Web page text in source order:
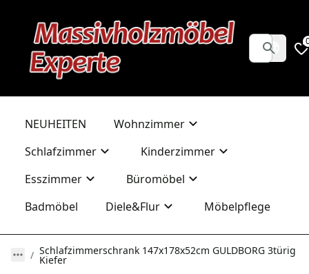
NEUHEITEN
Wohnzimmer
Schlafzimmer
Kinderzimmer
Esszimmer
Büromöbel
Badmöbel
Diele&Flur Möbelpflege
Schlafzimmerschrank 147x178x52cm GULDBORG 3türig
Kiefer